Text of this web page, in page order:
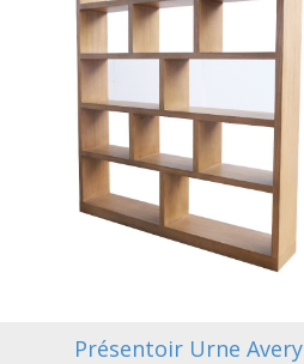
Présentoir Urne Avery